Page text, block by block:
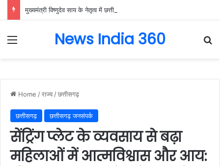
Menu News India 360
Home /राज्य /छत्तीसगढ़
छत्तीसगढ़ छत्तीसगढ़ जनसंपर्क
सेंट्रिंग प्लेट के व्यवसाय से बढ़ा
महिलाओं में आत्मविश्वास और आय: